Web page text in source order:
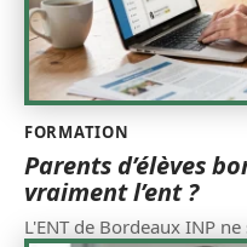
FORMATION
Parents d’élèves
vraiment l’ent ?
L'ENT de Bordeaux INP